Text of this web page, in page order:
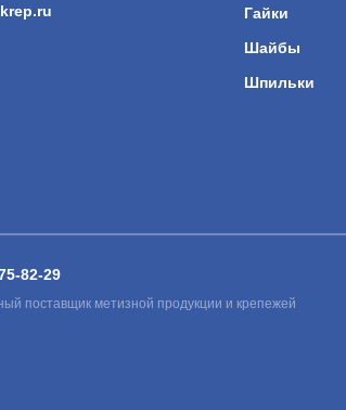
Гайки
Шайбы
Шпильки
82-29
поставщик метизной продукции и крепежей